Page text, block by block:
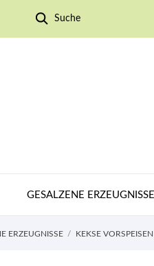
Suche
GESALZENE ERZEUGNISSE
ERZEUGNISSE KEKSE VORSPEISEN